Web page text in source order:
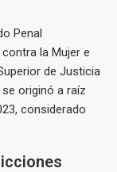
Penal
la Mujer e
de Justicia
originó a raíz
considerado